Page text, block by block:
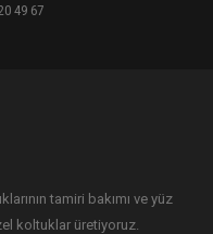
49 67
tamiri bakımı ve yüz
koltuklar üretiyoruz.